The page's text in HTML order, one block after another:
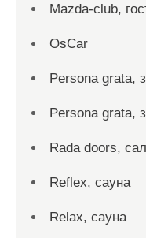
Mazda-club,
OsCar
Persona grata,
Persona grata,
Rada doors,
Reflex, сауна
Relax, сауна